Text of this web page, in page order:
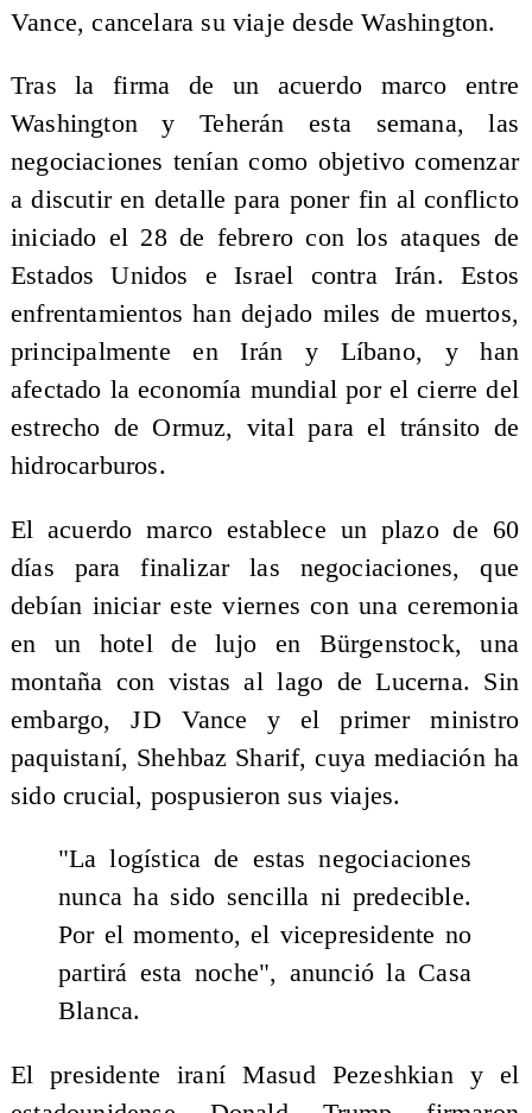
Vance, cancelara su viaje desde Washington.
Tras la firma de un acuerdo marco entre
Washington y Teherán esta semana, las
negociaciones tenían como objetivo comenzar
a discutir en detalle para poner fin al conflicto
iniciado el 28 de febrero con los ataques de
Estados Unidos e Israel contra Irán. Estos
enfrentamientos han dejado miles de muertos,
principalmente en Irán y Líbano, y han
afectado la economía mundial por el cierre del
estrecho de Ormuz, vital para el tránsito de
hidrocarburos.
El acuerdo marco establece un plazo de 60
días para finalizar las negociaciones, que
debían iniciar este viernes con una ceremonia
en un hotel de lujo en Bürgenstock, una
montaña con vistas al lago de Lucerna. Sin
embargo, JD Vance y el primer ministro
paquistaní, Shehbaz Sharif, cuya mediación ha
sido crucial, pospusieron sus viajes.
"La logística de estas negociaciones
nunca ha sido sencilla ni predecible.
Por el momento, el vicepresidente no
partirá esta noche", anunció la Casa
Blanca.
El presidente iraní Masud Pezeshkian y el